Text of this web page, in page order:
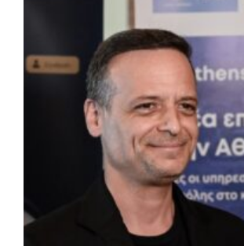
Δήμος Πετρούπολης: Εργασίες
συντήρησης σε σχολεία και
εγκαταστάσεις